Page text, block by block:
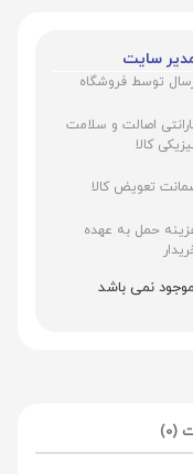
سایت
توسط فروشگاه
اصالت و سلامت
کالا
تعویض کالا
حمل به عهده
موجود نمی باشد
(0)